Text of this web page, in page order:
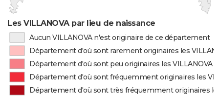
Les VILLANOVA par lieu de naissance
Aucun VILLANOVA n'est originaire de ce département
Département d'où sont rarement originaires les
Département d'où sont peu originaires les VILLANOVA
Département d'où sont fréquemment originaires les
Département d'où sont très fréquemment originaires